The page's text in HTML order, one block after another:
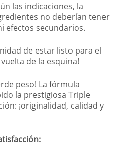
las indicaciones, la
no deberían tener
efectos secundarios.
de estar listo para el
de la esquina!
peso! La fórmula
la prestigiosa Triple
¡originalidad, calidad y